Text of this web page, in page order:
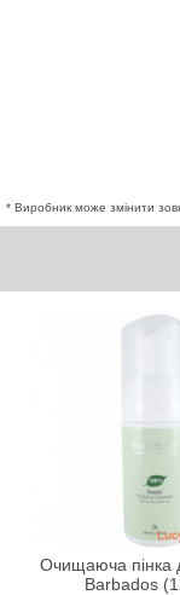
* Виробник може змінити
Очищаюча пінка
Barbados